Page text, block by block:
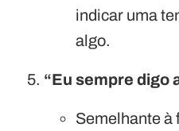
indicar uma
algo.
“Eu sempre digo
Semelhante à